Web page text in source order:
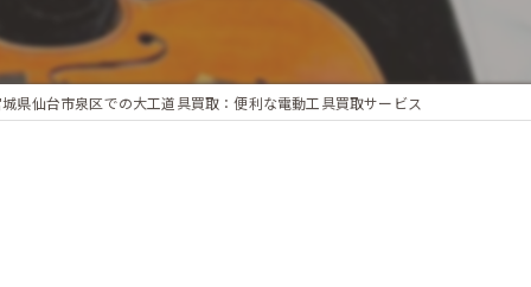
不用品回収
県仙台市泉区での大工道具買取：便利な電動工具買取サービス